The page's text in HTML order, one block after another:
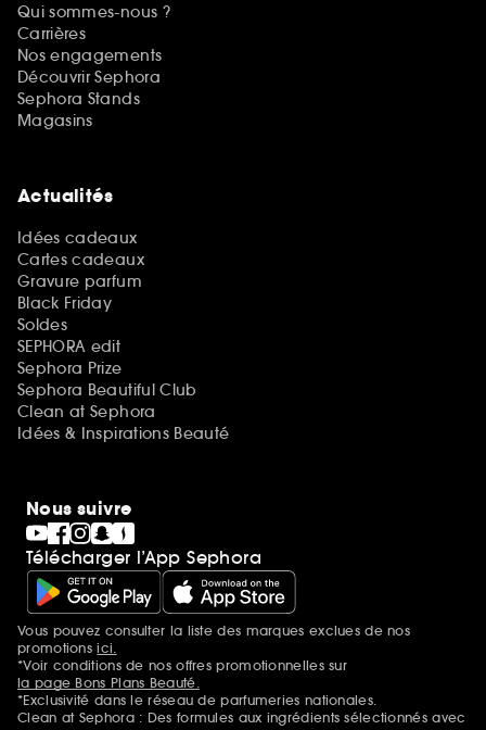
Qui sommes-nous ?
Carrières
Nos engagements
Découvrir Sephora
Sephora Stands
Magasins
Actualités
Idées cadeaux
Cartes cadeaux
Gravure parfum
Black Friday
Soldes
SEPHORA edit
Sephora Prize
Sephora Beautiful Club
Clean at Sephora
Idées & Inspirations Beauté
Nous suivre
Télécharger l’App Sephora
Mentions additionnelles
Vous pouvez consulter la liste des marques exclues de nos
promotionsici.
*Voir conditions de nos offres promotionnelles sur
la page Bons Plans Beauté.
*Exclusivité dans le réseau de parfumeries nationales.
Clean at Sephora : Des formules aux ingrédients sélectionnés avec